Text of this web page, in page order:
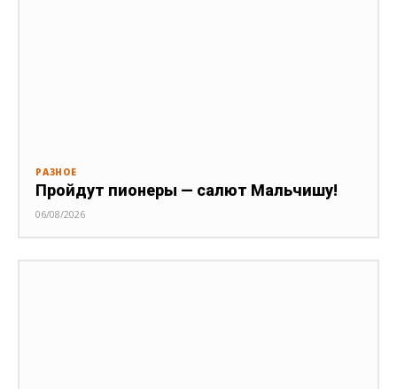
РАЗНОЕ
Пройдут пионеры — салют Мальчишу!
06/08/2026